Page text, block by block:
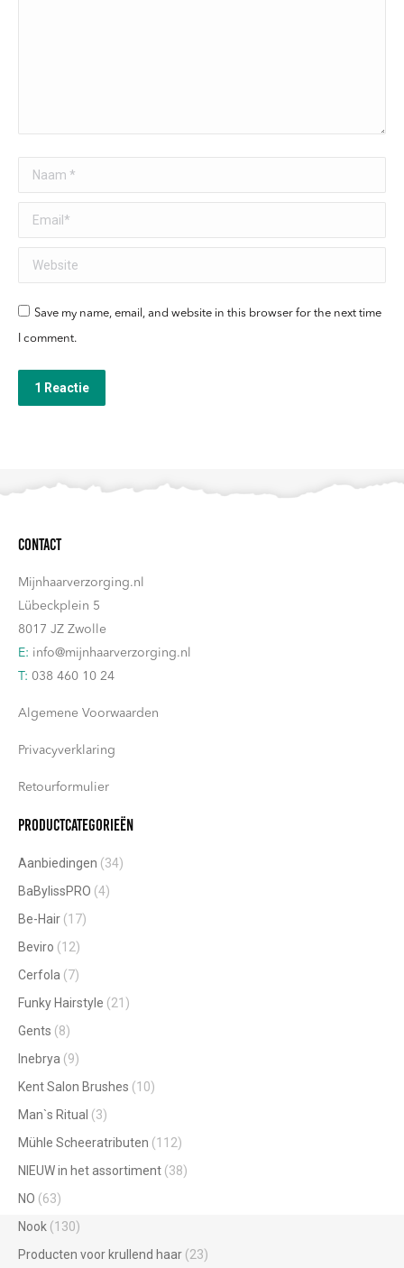
Naam *
Email *
Website
Save my name, email, and website in this browser for the next time
I comment.
1 Reactie
Contact
Mijnhaarverzorging.nl
Lübeckplein 5
8017 JZ Zwolle
E: info@mijnhaarverzorging.nl
T: 038 460 10 24
Algemene Voorwaarden
Privacyverklaring
Retourformulier
Productcategorieën
Aanbiedingen (34)
BaBylissPRO (4)
Be-Hair (17)
Beviro (12)
Cerfola (7)
Funky Hairstyle (21)
Gents (8)
Inebrya (9)
Kent Salon Brushes (10)
Man`s Ritual (3)
Mühle Scheeratributen (112)
NIEUW in het assortiment (38)
NO (63)
Nook (130)
Producten voor krullend haar (23)